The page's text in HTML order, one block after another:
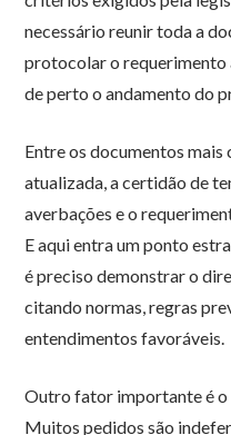
necessário reunir toda a
protocolar o
de perto o andamento do
Entre os documentos
atualizada, a certidão de
averbações e o
E aqui entra um ponto
é preciso demonstrar o
citando normas, regras
entendimentos favoráveis.
Outro fator importante é o
Muitos pedidos são